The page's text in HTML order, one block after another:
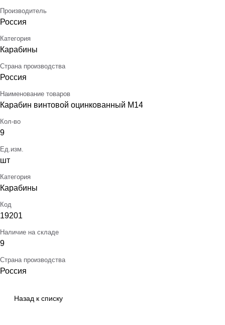
Производитель
Россия
Категория
Карабины
Страна производства
Россия
Наименование товаров
Карабин винтовой оцинкованный М14
Кол-во
9
Ед.изм.
шт
Категория
Карабины
Код
19201
Наличие на складе
9
Страна производства
Россия
Назад к списку